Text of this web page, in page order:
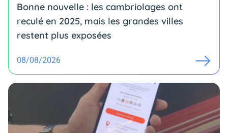
Bonne nouvelle : les cambriolages ont
reculé en 2025, mais les grandes villes
restent plus exposées
08/08/2026